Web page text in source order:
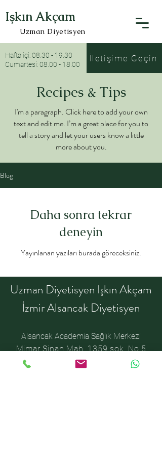
Işkın Akçam
Uzman Diyetisyen
Hafta içi:08.30 - 19.30
Cumartesi: 08.00 - 18.00
İletişime Geçin
Recipes & Tips
I'm a paragraph. Click here to add your own
text and edit me. I’m a great place for you to
tell a story and let your users know a little
more about you.
Blog
Daha sonra tekrar
deneyin
Yayınlanan yazıları burada göreceksiniz.
Uzman Diyetisyen Işkın Akçam
İzmir Alsancak Diyetisyen
Alsancak Academia Sağlık Merkezi
Mimar Sinan Mah. 1359 sok. No:5
Kat:3 Daire:6 35220